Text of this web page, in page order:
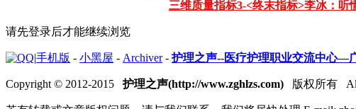
三维质量指标3-<终末指标>李冰：听
请先登录后才能继续浏览
|手机版 - 小黑屋 - Archiver- 护理之声--医疗护理职业交流中心—
Copyright © 2012-2015 护理之声(http://www.zghlzs.com) 版权所有 All